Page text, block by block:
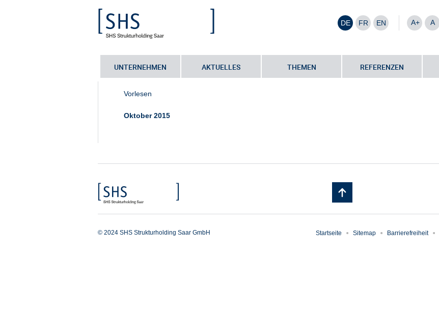
DE FR EN A+ A
UNTERNEHMEN AKTUELLES THEMEN REFERENZEN
Sie sind hier: Startseite Ansprechpartner Dieter Conzelmann | gwSaar
Vorlesen
Oktober 2015
© 2024 SHS Strukturholding Saar GmbH Startseite Sitemap Barrierefreiheit